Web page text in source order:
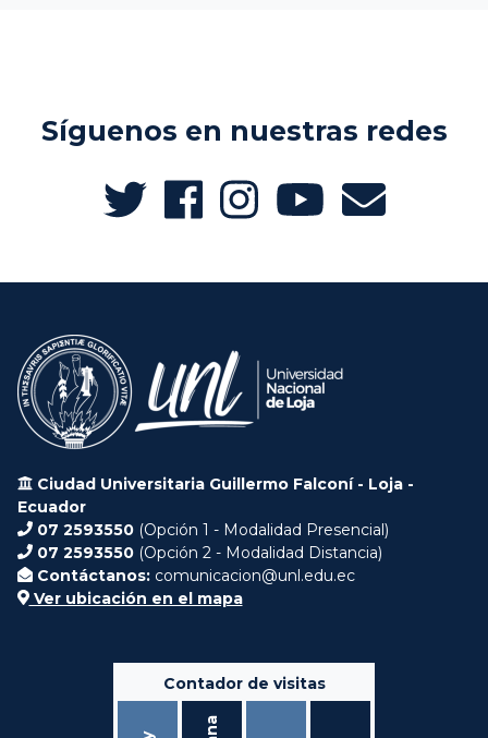
Síguenos en nuestras redes
Ciudad Universitaria Guillermo Falconí - Loja -
Ecuador
07 2593550 (Opción 1 - Modalidad Presencial)
07 2593550 (Opción 2 - Modalidad Distancia)
Contáctanos: comunicacion@unl.edu.ec
Ver ubicación en el mapa
Contador de visitas